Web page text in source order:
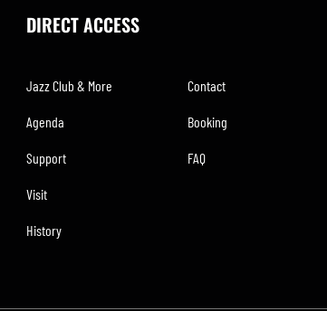
DIRECT ACCESS
Jazz Club & More
Agenda
Support
Visit
History
Contact
Booking
FAQ